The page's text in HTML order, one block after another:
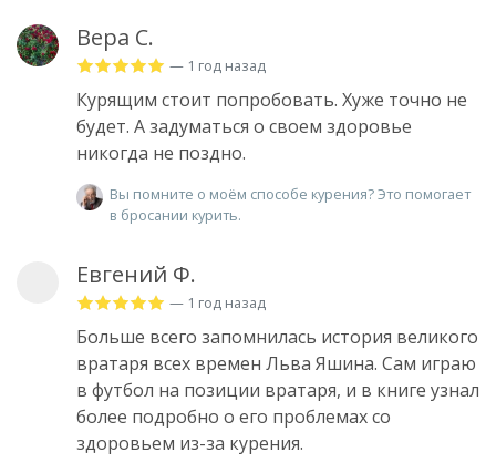
Вера С.
— 1 год назад
Курящим стоит попробовать. Хуже точно не
будет. А задуматься о своем здоровье
никогда не поздно.
Вы помните о моём способе курения? Это помогает
в бросании курить.
Евгений Ф.
— 1 год назад
Больше всего запомнилась история великого
вратаря всех времен Льва Яшина. Сам играю
в футбол на позиции вратаря, и в книге узнал
более подробно о его проблемах со
здоровьем из-за курения.